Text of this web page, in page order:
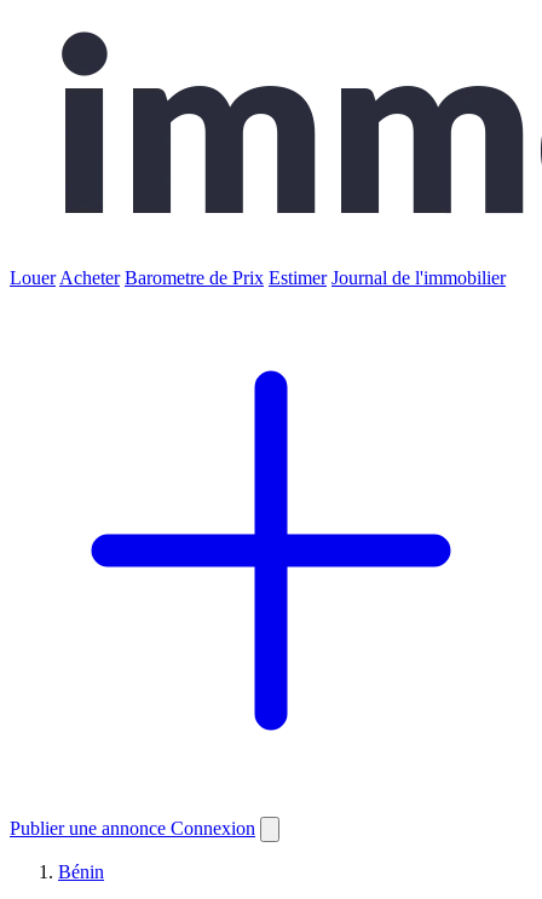
Louer Acheter Barometre de Prix Estimer Journal de l'immobilier
Publier une annonce Connexion
Bénin